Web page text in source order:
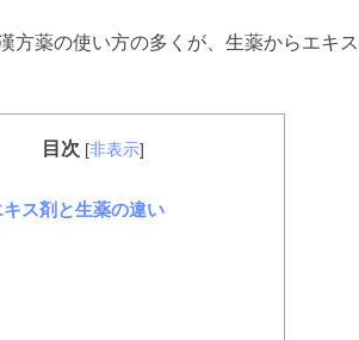
方薬の使い方の多くが、生薬からエキ
目次 [非表示]
ス剤と生薬の違い